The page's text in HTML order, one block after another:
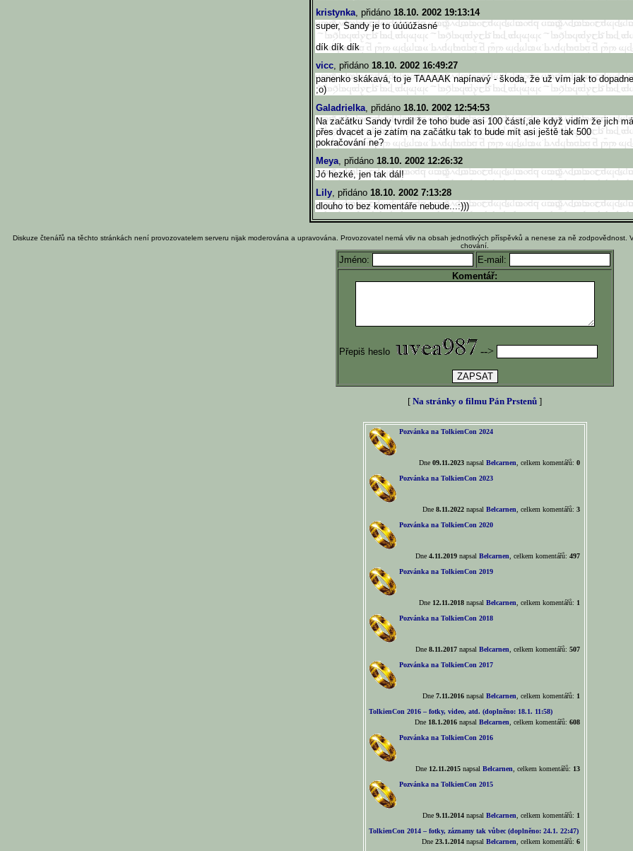
kristynka, přidáno 18.10. 2002 19:13:14
super, Sandy je to úúúúžasné
dík dík dík
vicc, přidáno 18.10. 2002 16:49:27
panenko skákavá, to je TAAAAK napínavý - škoda, že už vím jak to dopadne
;o)
Galadrielka, přidáno 18.10. 2002 12:54:53
Na začátku Sandy tvrdil že toho bude asi 100 částí,ale když vidím že jich má
přes dvacet a je zatím na začátku tak to bude mít asi ještě tak 500
pokračování ne?
Meya, přidáno 18.10. 2002 12:26:32
Jó hezké, jen tak dál!
Lily, přidáno 18.10. 2002 7:13:28
dlouho to bez komentáře nebude...:)))
Diskuze čtenářů na těchto stránkách není provozovatelem serveru nijak moderována a upravována. Provozovatel nemá vliv na obsah jednotlivých příspěvků a nenese za ně
chování.
Jméno:
E-mail:
Komentář:
Přepiš heslo -->
[ Na stránky o filmu Pán Prstenů ]
Pozvánka na TolkienCon 2024
Dne 09.11.2023napsal Belcarnen , celkem komentářů: 0
Pozvánka na TolkienCon 2023
Dne 8.11.2022napsal Belcarnen , celkem komentářů: 3
Pozvánka na TolkienCon 2020
Dne 4.11.2019napsal Belcarnen , celkem komentářů: 497
Pozvánka na TolkienCon 2019
Dne 12.11.2018napsal Belcarnen , celkem komentářů: 1
Pozvánka na TolkienCon 2018
Dne 8.11.2017napsal Belcarnen , celkem komentářů: 507
Pozvánka na TolkienCon 2017
Dne 7.11.2016napsal Belcarnen , celkem komentářů: 1
TolkienCon 2016 – fotky, video, atd. (doplněno: 18.1. 11:58)
Dne 18.1.2016napsal Belcarnen , celkem komentářů: 608
Pozvánka na TolkienCon 2016
Dne 12.11.2015napsal Belcarnen , celkem komentářů: 13
Pozvánka na TolkienCon 2015
Dne 9.11.2014napsal Belcarnen , celkem komentářů: 1
TolkienCon 2014 – fotky, záznamy tak vůbec (doplněno: 24.1. 22:47)
Dne 23.1.2014napsal Belcarnen , celkem komentářů: 6